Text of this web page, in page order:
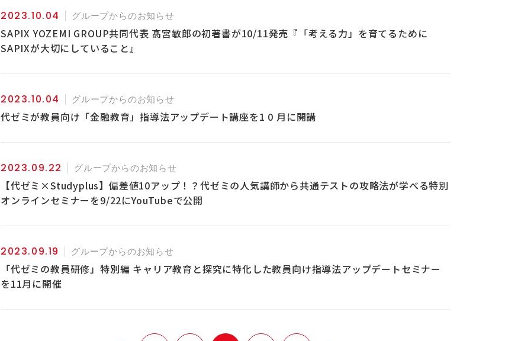
2023.10.04 グループからのお知らせ
SAPIX YOZEMI GROUP共同代表 髙宮敏郎の初著書が10/11発売『「考える力」を育てるために
SAPIXが大切にしていること』
2023.10.04 グループからのお知らせ
代ゼミが教員向け「金融教育」指導法アップデート講座を1 0 月に開講
2023.09.22 グループからのお知らせ
【代ゼミ×Studyplus】偏差値10アップ！？代ゼミの人気講師から共通テストの攻略法が学べる特別
オンラインセミナーを9/22にYouTubeで公開
2023.09.19 グループからのお知らせ
「代ゼミの教員研修」特別編 キャリア教育と探究に特化した教員向け指導法アップデートセミナー
を11月に開催